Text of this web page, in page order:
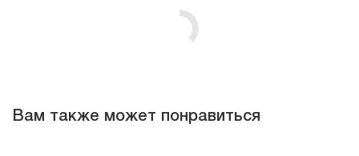
Вам также может понравиться